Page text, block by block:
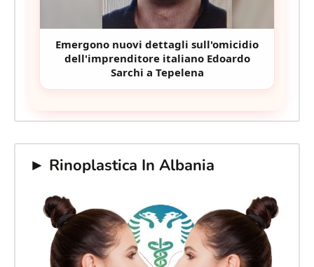
Emergono nuovi dettagli sull'omicidio
dell'imprenditore italiano Edoardo
Sarchi a Tepelena
► Rinoplastica In Albania